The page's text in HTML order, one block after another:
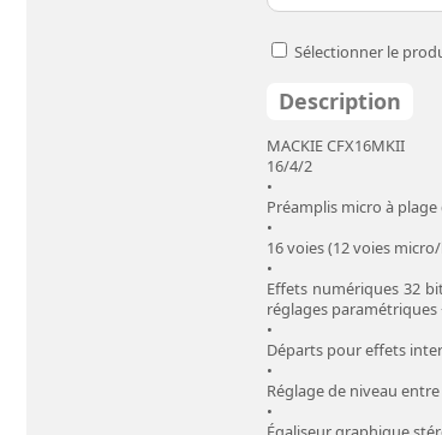
Sélectionner le
Description
MACKIE CFX16MKII
16/4/2
•
Préamplis micro à
•
16 voies (12 voies
•
Effets numériques 32
réglages
•
Départs pour effets
•
Réglage de niveau
•